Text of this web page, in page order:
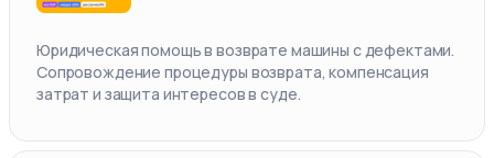
Юридическая помощь в возврате машины с дефектами.
Сопровождение процедуры возврата, компенсация
затрат и защита интересов в суде.